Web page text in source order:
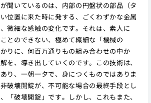
聞いているのは、内部の円盤状の部品（タ
位置に来た時に発する、ごくわずかな金属
微細な感触の変化です。それは、素人に
とのできない、極めて繊細な「機械の
りに、何百万通りもの組み合わせの中か
を、導き出していくのです。この技術は、
り、一朝一夕で、身につくものではありま
破壊開錠が、不可能な場合の最終手段とし
「破壊開錠」です。しかし、これもまた、